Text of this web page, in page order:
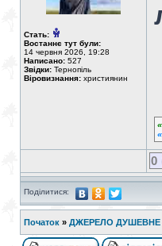
Стать:
Востаннє тут були:
14 червня 2026, 19:28
Написано: 527
Звідки: Тернопіль
Віровизнання: християнин
0
Поділитися:
Початок » ДЖЕРЕЛО ДУШЕВНЕ